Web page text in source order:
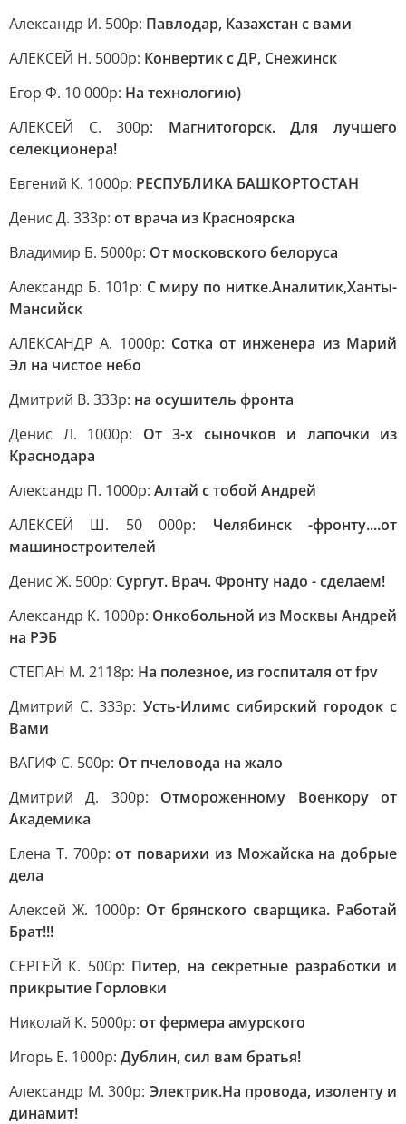
Александр И. 500р: Павлодар, Казахстан с вами
АЛЕКСЕЙ Н. 5000р: Конвертик с ДР, Снежинск
Егор Ф. 10 000р: На технологию)
АЛЕКСЕЙ С. 300р: Магнитогорск. Для лучшего
селекционера!
Евгений К. 1000р: РЕСПУБЛИКА БАШКОРТОСТАН
Денис Д. 333р: от врача из Красноярска
Владимир Б. 5000р: От московского белоруса
Александр Б. 101р: С миру по нитке.Аналитик,Ханты-
Мансийск
АЛЕКСАНДР А. 1000р: Сотка от инженера из Марий
Эл на чистое небо
Дмитрий В. 333р: на осушитель фронта
Денис Л. 1000р: От 3-х сыночков и лапочки из
Краснодара
Александр П. 1000р: Алтай с тобой Андрей
АЛЕКСЕЙ Ш. 50 000р: Челябинск -фронту....от
машиностроителей
Денис Ж. 500р: Сургут. Врач. Фронту надо - сделаем!
Александр К. 1000р: Онкобольной из Москвы Андрей
на РЭБ
СТЕПАН М. 2118р: На полезное, из госпиталя от fpv
Дмитрий С. 333р: Усть-Илимс сибирский городок с
Вами
ВАГИФ С. 500р: От пчеловода на жало
Дмитрий Д. 300р: Отмороженному Военкору от
Академика
Елена Т. 700р:от поварихи из Можайска на добрые
дела
Алексей Ж. 1000р: От брянского сварщика. Работай
Брат!!!
СЕРГЕЙ К. 500р: Питер, на секретные разработки и
прикрытие Горловки
Николай К. 5000р: от фермера амурского
Игорь Е. 1000р: Дублин, сил вам братья!
Александр М. 300р: Электрик.На провода, изоленту и
динамит!